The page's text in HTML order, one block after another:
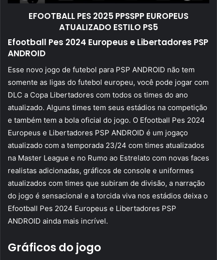
EFOOTBALL PES 2025 PPSSPP EUROPEUS
ATUALIZADO ESTILO PS5
Efootball Pes 2024 Europeus e Libertadores PSP
ANDROID
Esse novo jogo de futebol para PSP ANDROID não tem
somente as ligas do futebol europeu, você pode jogar com
DLC a Copa Libertadores com todos os times do ano
atualizado. Alguns times tem seus estádios na competição
e também tem a bola oficial do jogo. O Efootball Pes 2024
Europeus e Libertadores PSP ANDROID é um jogaço
atualizado com a temporada 23/24 com times atualizados
na Master League e no Rumo ao Estrelato com novas faces
realistas adicionadas, gráficos de console e uniformes
atualizados com times que subiram de divisão, a narração
do jogo é sensacional e a torcida viva nos estádios deixa o
Efootball Pes 2024 Europeus e Libertadores PSP
ANDROID ainda mais incrível.
Gráficos do jogo